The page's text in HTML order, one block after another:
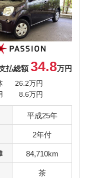
払総額34.8万円
26.2万円
8.6万円
平成25年
2年付
84,710km
茶